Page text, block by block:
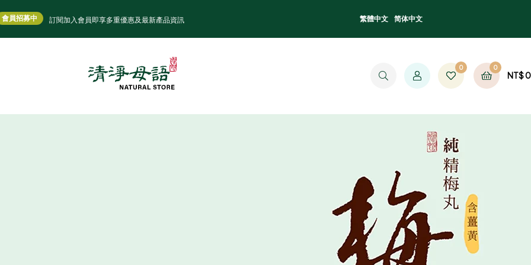
會員招募中 訂閱加入會員即享多重優惠及最新產品資訊 繁體中文 简体中文
0 0
NT$0